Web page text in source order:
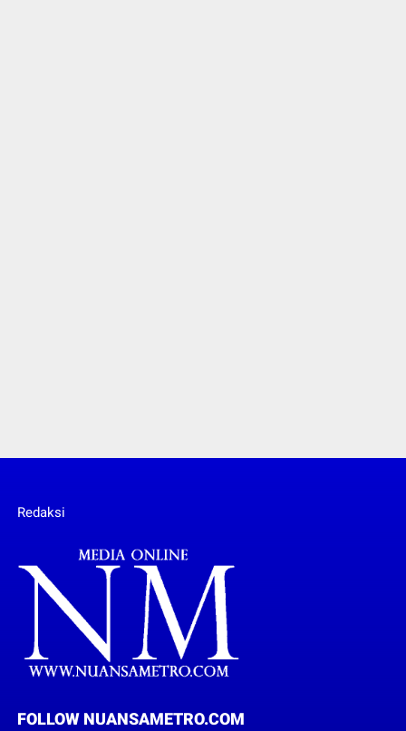
Redaksi
FOLLOW NUANSAMETRO.COM